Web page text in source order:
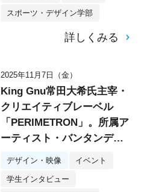
スポーツ・デザイン学部
詳しくみる
2025年11月7日（金）
King Gnu常田大希氏主宰・
クリエイティブレーベル
「PERIMETRON」。所属ア
ーティスト・バンタンデザ
イン研究所OB森洸大さん×
演会を実施！
デザイン・映像 イベント
学生インタビュー